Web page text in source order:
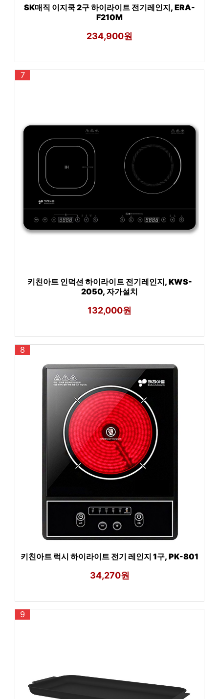
SK매직 이지쿡 2구 하이라이트 전기레인지, ERA-
F210M
234,900원
7
키친아트 인덕션 하이라이트 전기레인지, KWS-
2050, 자가설치
132,000원
8
키친아트 럭시 하이라이트 전기 레인지 1구, PK-801
34,270원
9